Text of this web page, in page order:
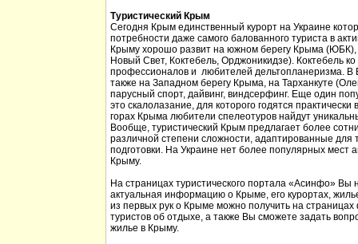
Туристический Крым
Сегодня Крым единственный курорт на Украине
потребности даже самого балованного туриста в
Крыму хорошо развит на южном берегу Крыма (ЮБК),
Новый Свет, Коктебель, Орджоникидзе). Коктебель
профессионалов и любителей дельтопланеризма. В
также на Западном берегу Крыма, на Тарханкуте
парусный спорт, дайвинг, виндсерфинг. Еще один
это скалолазание, для которого годятся
горах Крыма любители спелеотуров найдут
Вообще, туристический Крым предлагает более
различной степени сложности, адаптированные для
подготовки. На Украине нет более популярных мест
Крыму.
На страницах туристического портала «Асинфо» Вы
актуальная информацию о Крыме, его курортах,
из первых рук о Крыме можно получить на
туристов об отдыхе, а также Вы сможете задать
жилье в Крыму.